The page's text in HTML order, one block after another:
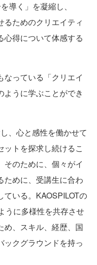
導く」を凝縮し、
るためのクリエイティ
心得について体感する
っている「クリエイ
ように学ぶことができ
、心と感性を働かせて
トを探求し続けるこ
そのために、個々がイ
ために、受講生に合わ
いる。KAOSPILOTの
うに多様性を共存させ
め、スキル、経歴、国
ックグラウンドを持っ